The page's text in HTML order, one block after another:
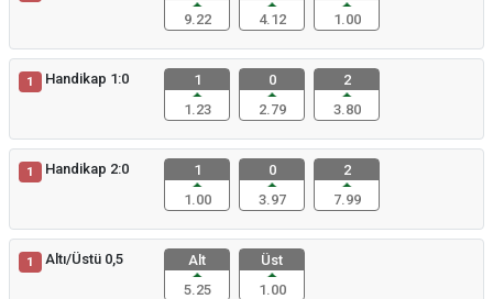
9.22
4.12
1.00
1 Handikap 1:0
1
1.23
0
2.79
2
3.80
1 Handikap 2:0
1
1.00
0
3.97
2
7.99
1 Altı/Üstü 0,5
Alt
5.25
Üst
1.00